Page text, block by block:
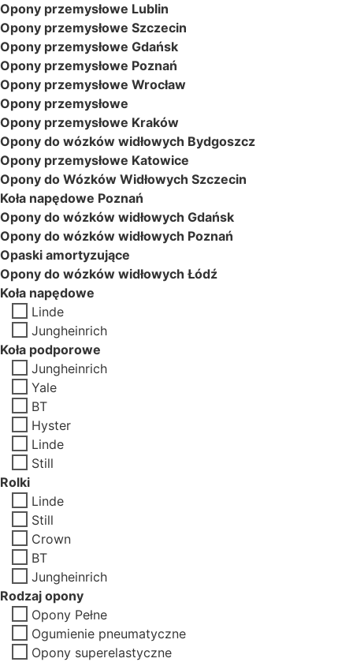
Opony przemysłowe Lublin
Opony przemysłowe Szczecin
Opony przemysłowe Gdańsk
Opony przemysłowe Poznań
Opony przemysłowe Wrocław
Opony przemysłowe
Opony przemysłowe Kraków
Opony do wózków widłowych Bydgoszcz
Opony przemysłowe Katowice
Opony do Wózków Widłowych Szczecin
Koła napędowe Poznań
Opony do wózków widłowych Gdańsk
Opony do wózków widłowych Poznań
Opaski amortyzujące
Opony do wózków widłowych Łódź
Koła napędowe
Linde
Jungheinrich
Koła podporowe
Jungheinrich
Yale
BT
Hyster
Linde
Still
Rolki
Linde
Still
Crown
BT
Jungheinrich
Rodzaj opony
Opony Pełne
Ogumienie pneumatyczne
Opony superelastyczne